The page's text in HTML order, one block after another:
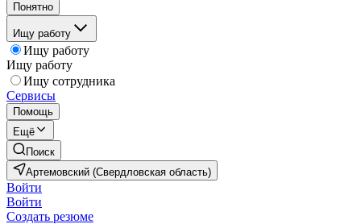
Понятно
Ищу работу
Ищу работу
Ищу работу
Ищу сотрудника
Сервисы
Помощь
Ещё
Поиск
Артемовский (Свердловская область)
Войти
Войти
Создать резюме